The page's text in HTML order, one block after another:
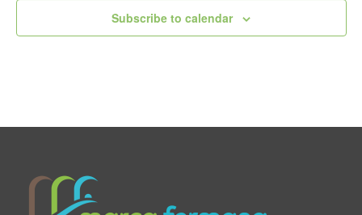
Subscribe to calendar